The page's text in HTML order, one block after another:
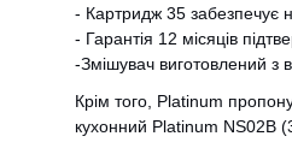
- Картридж 35 забезпечує
- Гарантія 12 місяців
-Змішувач виготовлений з
Крім того, Platinum
кухонний Platinum NS02B